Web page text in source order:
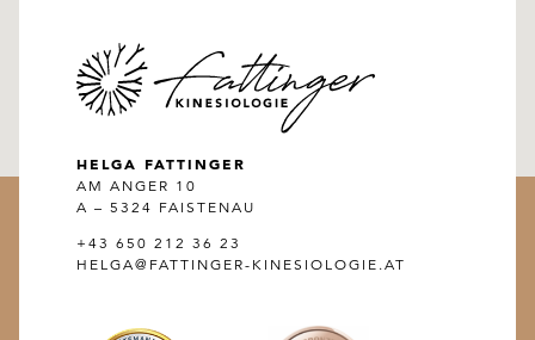
HELGA FATTINGER
AM ANGER 10
A – 5324 FAISTENAU
+43 650 212 36 23
HELGA@FATTINGER-KINESIOLOGIE.AT